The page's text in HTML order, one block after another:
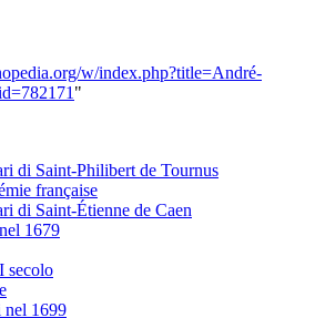
w/index.php?title=André-
"
di Saint-Philibert de Tournus
française
di Saint-Étienne de Caen
1679
secolo
nel 1699